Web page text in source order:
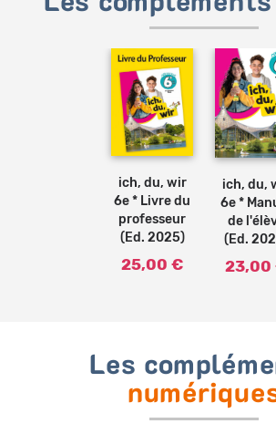
Ajouter
au
ich, du, wir
6e * Livre du
professeur
(Ed. 2025)
25,00 €
ich, du,
6e *
de
(Ed.
23,00
Les